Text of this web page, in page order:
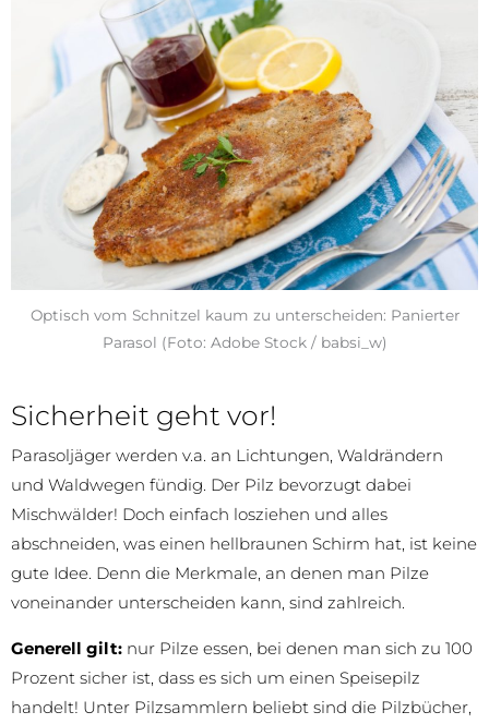
Optisch vom Schnitzel kaum zu unterscheiden: Panierter
Parasol (Foto: Adobe Stock / babsi_w)
Sicherheit geht vor!
Parasoljäger werden v.a. an Lichtungen, Waldrändern
und Waldwegen fündig. Der Pilz bevorzugt dabei
Mischwälder! Doch einfach losziehen und alles
abschneiden, was einen hellbraunen Schirm hat, ist keine
gute Idee. Denn die Merkmale, an denen man Pilze
voneinander unterscheiden kann, sind zahlreich.
Generell gilt: nur Pilze essen, bei denen man sich zu 100
Prozent sicher ist, dass es sich um einen Speisepilz
handelt! Unter Pilzsammlern beliebt sind die Pilzbücher,